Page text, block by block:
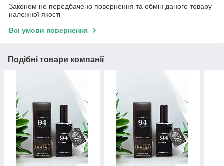
Законом не передбачено повернення та обмін даного товару
належної якості
Всі умови повернення
Подібні товари компанії